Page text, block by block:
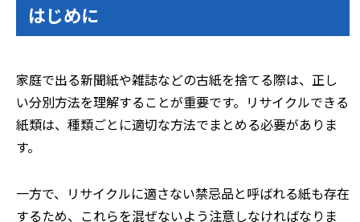
はじめに
家庭で出る新聞紙や雑誌などの古紙を捨てる際は、正し
い分別方法を理解することが重要です。リサイクルできる
紙類は、種類ごとに適切な方法でまとめる必要がありま
す。
一方で、リサイクルに適さない禁忌品と呼ばれる紙も存在
するため、これらを混ぜないよう注意しなければなりま